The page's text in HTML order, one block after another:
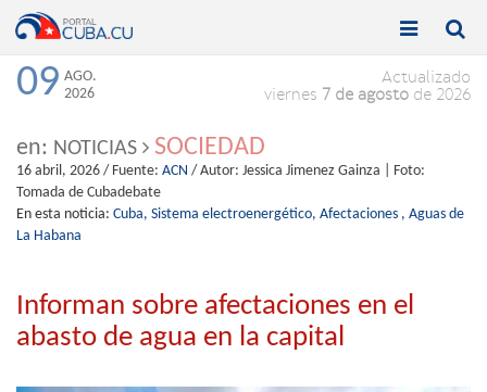
Toggle

Toggle

09 AGO.
2026
Actualizado
viernes 7 de agosto de 2026
en: NOTICIAS SOCIEDAD
16 abril, 2026 / Fuente: ACN / Autor: Jessica Jimenez Gainza | Foto:
Tomada de Cubadebate
En esta noticia: Cuba, Sistema electroenergético, Afectaciones , Aguas de
La Habana
Informan sobre afectaciones en el
abasto de agua en la capital